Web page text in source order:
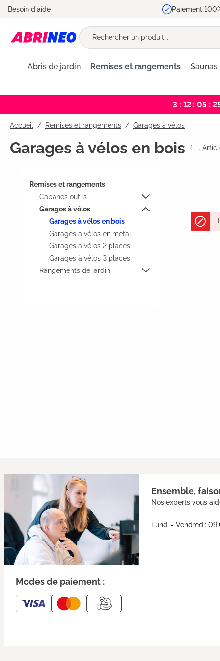
Passer à la navigation principale
Besoin d'aide Paiement
Abris de jardin Remises et rangements Saunas
3 : 12 : 05 :
Accueil Remises et rangements / Garages à vélos
Garages à vélos en bois (. . .
Remises et rangements
Cabanes outils
Garages à vélos
Garages à vélos en bois
Garages à vélos en métal
Garages à vélos 2 places
Garages à vélos 3 places
Rangements de jardin
Ensemble,
Nos experts vous
Lundi - Vendredi:
Modes de paiement :